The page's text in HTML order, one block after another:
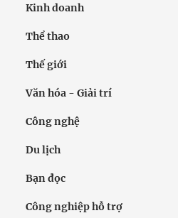
Kinh doanh
Thể thao
Thế giới
Văn hóa - Giải trí
Công nghệ
Du lịch
Bạn đọc
Công nghiệp hỗ trợ